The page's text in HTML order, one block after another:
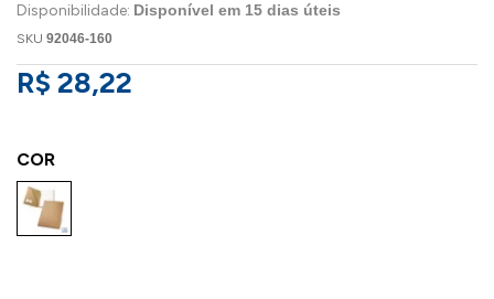
Disponibilidade: Disponível em 15 dias úteis
SKU 92046-160
R$ 28,22
COR